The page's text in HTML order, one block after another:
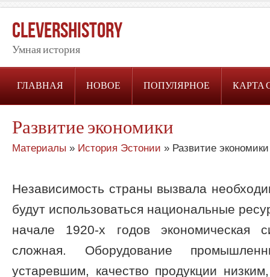
CleversHistory
Умная история
ГЛАВНАЯ НОВОЕ ПОПУЛЯРНОЕ КАРТА
Развитие экономики
Материалы » История Эстонии » Развитие экономики
Независимость страны вызвала
будут использоваться национальные
начале 1920-х годов экономическая
сложная. Оборудование
устаревшим, качество продукции